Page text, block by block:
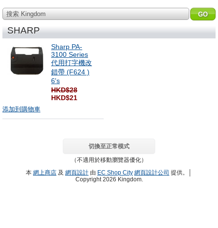
搜索 Kingdom
SHARP
Sharp PA-
3100 Series
代用打字機改
錯帶 (F624 )
6's
HKD$28
HKD$21
添加到購物車
切換至正常模式
（不適用於移動瀏覽器優化）
本 網上商店 及 網頁設計 由 EC Shop City 網頁設計公司 提供。│
Copyright 2026 Kingdom.